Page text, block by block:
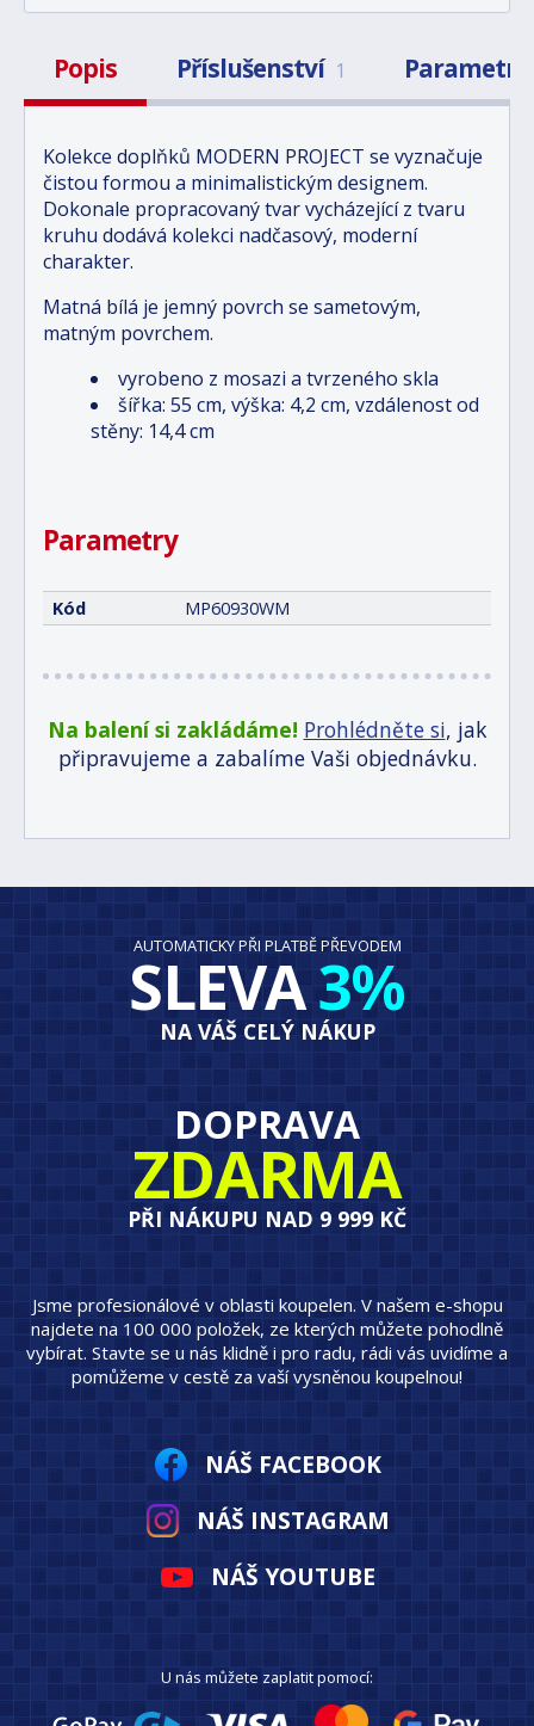
Popis Příslušenství 1 Parametry
Kolekce doplňků MODERN PROJECT se vyznačuje
čistou formou a minimalistickým designem.
Dokonale propracovaný tvar vycházející z tvaru
kruhu dodává kolekci nadčasový, moderní
charakter.
Matná bílá je jemný povrch se sametovým,
matným povrchem.
vyrobeno z mosazi a tvrzeného skla
šířka: 55 cm, výška: 4,2 cm, vzdálenost od
stěny: 14,4 cm
Parametry
Kód MP60930WM
Na balení si zakládáme! Prohlédněte si, jak
připravujeme a zabalíme Vaši objednávku.
AUTOMATICKY PŘI PLATBĚ PŘEVODEM
SLEVA3%
NA VÁŠ CELÝ NÁKUP
DOPRAVA
ZDARMA
PŘI NÁKUPU NAD 9 999 KČ
Jsme profesionálové v oblasti koupelen. V našem e-shopu
najdete na 100 000 položek, ze kterých můžete pohodlně
vybírat. Stavte se u nás klidně i pro radu, rádi vás uvidíme a
pomůžeme v cestě za vaší vysněnou koupelnou!
NÁŠ FACEBOOK
NÁŠ INSTAGRAM
NÁŠ YOUTUBE
U nás můžete zaplatit pomocí: